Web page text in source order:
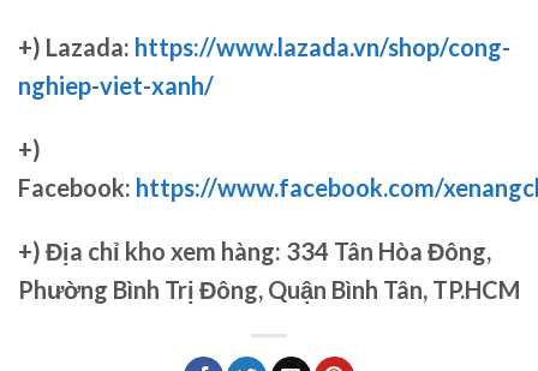
+) Lazada: https://www.lazada.vn/shop/cong-
nghiep-viet-xanh/
+)
Facebook: https://www.facebook.com/
+) Địa chỉ kho xem hàng: 334 Tân Hòa Đông,
Phường Bình Trị Đông, Quận Bình Tân, TP.HCM